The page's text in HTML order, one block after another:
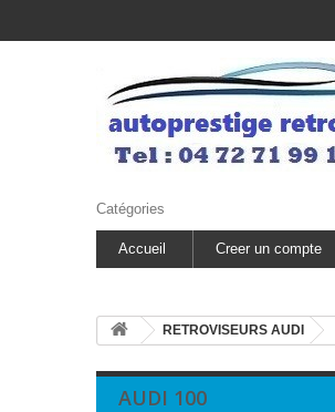
Catégories
Accueil Creer un compte
RETROVISEURS AUDI
AUDI 100